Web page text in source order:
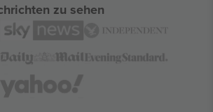
zu sehen